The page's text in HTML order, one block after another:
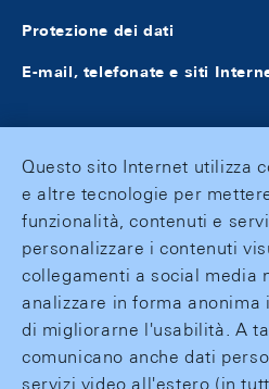
Protezione dei dati
E-mail, telefonate e siti
Questo sito Internet utilizza
e altre tecnologie per
funzionalità, contenuti e
personalizzare i contenuti
collegamenti a social media
analizzare in forma anonima
di migliorarne l'usabilità. A
comunicano anche dati
servizi video all'estero (in